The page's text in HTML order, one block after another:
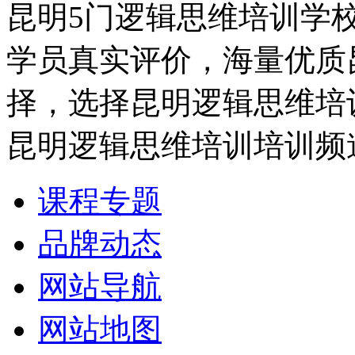
昆明5门逻辑思维培训学
学员真实评价，海量优
择，选择昆明逻辑思维
昆明逻辑思维培训培训频
课程专题
品牌动态
网站导航
网站地图